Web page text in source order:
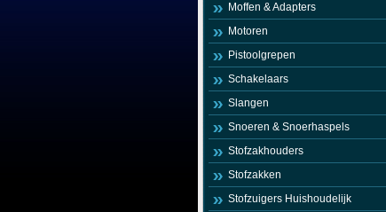
Moffen & Adapters
Motoren
Pistoolgrepen
Schakelaars
Slangen
Snoeren & Snoerhaspels
Stofzakhouders
Stofzakken
Stofzuigers Huishoudelijk